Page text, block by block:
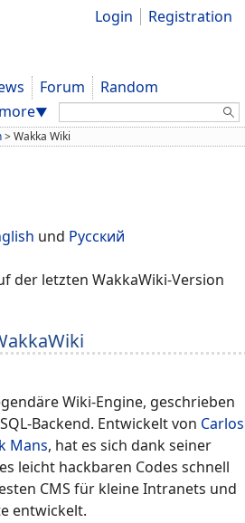
Login Registration
Forum
Random
more▼ Search:
>Wakka Wiki
und Русский
der letzten WakkaWiki-Version
Wiki-Engine, geschrieben
Backend. Entwickelt von Carlos
Mans, hat es sich dank seiner
leicht hackbaren Codes schnell
CMS für kleine Intranets und
entwickelt.